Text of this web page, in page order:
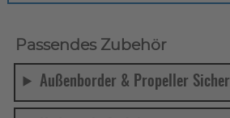
Passendes Zubehör
Außenborder & Propeller